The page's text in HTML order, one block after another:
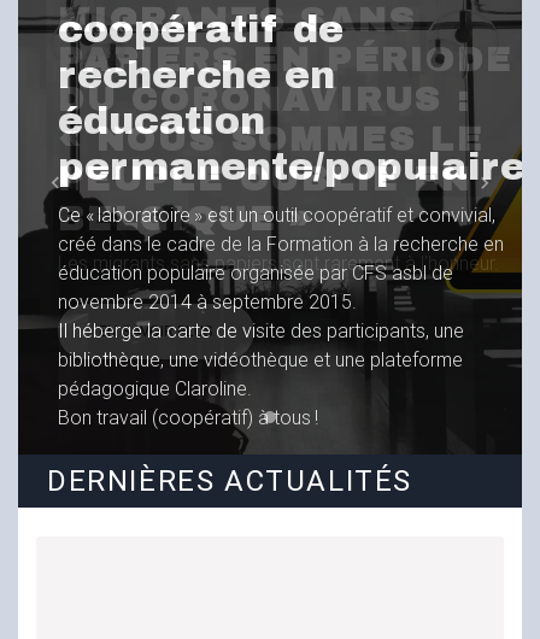
MIGRANTS SANS
PAPIERS EN PÉRIODE
DU CORONAVIRUS :
« NOUS SOMMES LE
PEUPLE OUBLIÉ EN
BELGIQUE »
Les migrants sans papiers sont rarement à l’honneur.
EN SAVOIR PLUS
Previous Next
DERNIÈRES ACTUALITÉS